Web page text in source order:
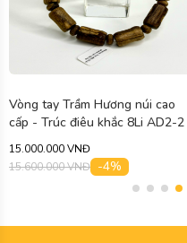
Vòng tay Trầm Hương núi cao
cấp - Trúc điêu khắc 8Li AD2-2
15.000.000 VNĐ
15.600.000 VNĐ -4%